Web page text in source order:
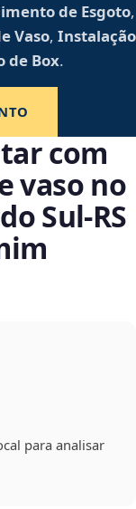
de Esgoto,
Vaso, Instalação
de Box.
com
vaso no
Sul‑RS
para analisar